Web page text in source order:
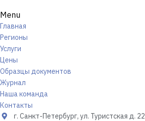
Menu
Главная
Регионы
Услуги
Цены
Образцы документов
Журнал
Наша команда
Контакты
г. Санкт-Петербург, ул. Туристская д. 22